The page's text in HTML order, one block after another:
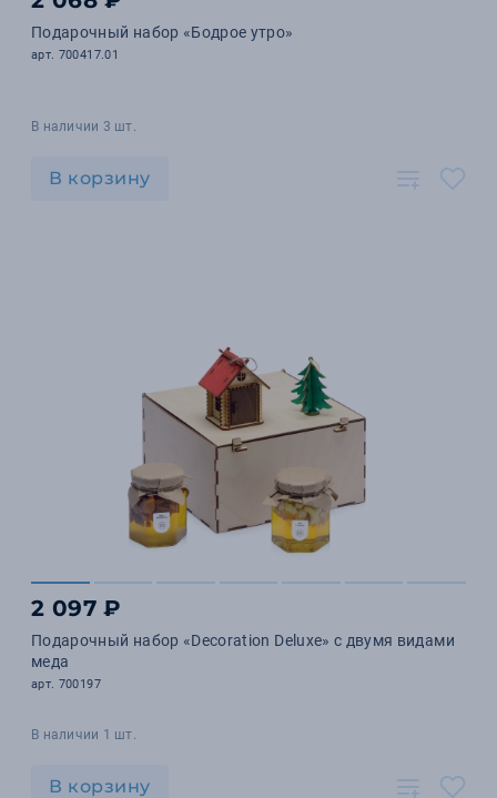
Подарочный набор «Бодрое утро»
арт. 700417.01
В наличии 3 шт.
В корзину
2 097 ₽
Подарочный набор «Decoration Deluxe» с двумя видами
меда
арт. 700197
В наличии 1 шт.
В корзину